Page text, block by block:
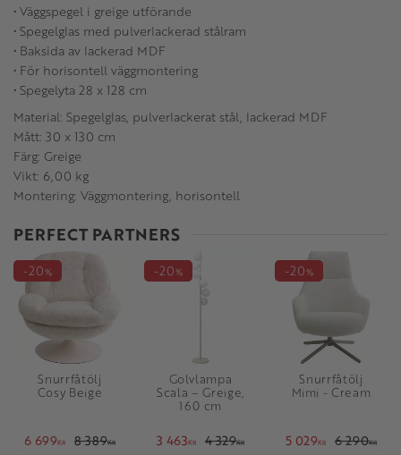
• Väggspegel i greige utförande
• Spegelglas med pulverlackerad stålram
• Baksida av lackerad MDF
• För horisontell väggmontering
• Spegelyta 28 x 128 cm
Material: Spegelglas, pulverlackerat stål, lackerad MDF
Mått: 30 x 130 cm
Färg: Greige
Vikt: 6,00 kg
Montering: Väggmontering, horisontell
PERFECT PARTNERS
Snurrfåtölj
Cosy Beige
6 699KR 8 389KR
20%
Golvlampa
Scala – Greige,
160 cm
3 463KR 4 329KR
20%
Snurrfåtölj
Mimi - Cream
5 029KR 6 290KR
20%